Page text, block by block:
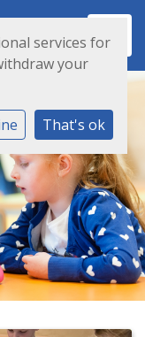
services for
your
That's ok